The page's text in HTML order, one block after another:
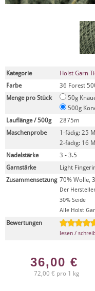
Kategorie
Holst Garn
Farbe
36 Forest
Menge pro Stück
50g
500g
Lauflänge / 500g
2875m
Maschenprobe
1-fädig: 25
2-fädig: 16
Nadelstärke
3 - 3.5
Garnstärke
Light
Zusammensetzung 70% Wolle,
Der
30% Seide
Alle Holst
Bewertungen
lesen /
36,00 €
72,00 € pro 1 kg